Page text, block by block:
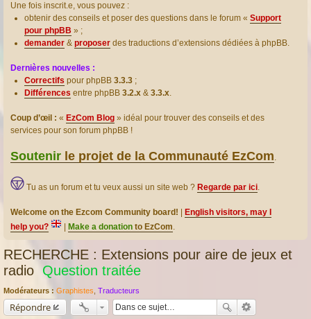
Une fois inscrit.e, vous pouvez :
obtenir des conseils et poser des questions dans le forum « Support
pour phpBB » ;
demander & proposer des traductions d’extensions dédiées à phpBB.
Dernières nouvelles :
Correctifs pour phpBB 3.3.3 ;
Différences entre phpBB 3.2.x & 3.3.x.
Coup d’œil : « EzCom Blog » idéal pour trouver des conseils et des
services pour son forum phpBB !
Soutenir le projet de la Communauté EzCom.
Tu as un forum et tu veux aussi un site web ? Regarde par ici.
Welcome on the Ezcom Community board!
English visitors, may I
help you?
Make a donation to EzCom.
RECHERCHE : Extensions pour aire de jeux et
radio Question traitée
Modérateurs : Graphistes Traducteurs
Répondre